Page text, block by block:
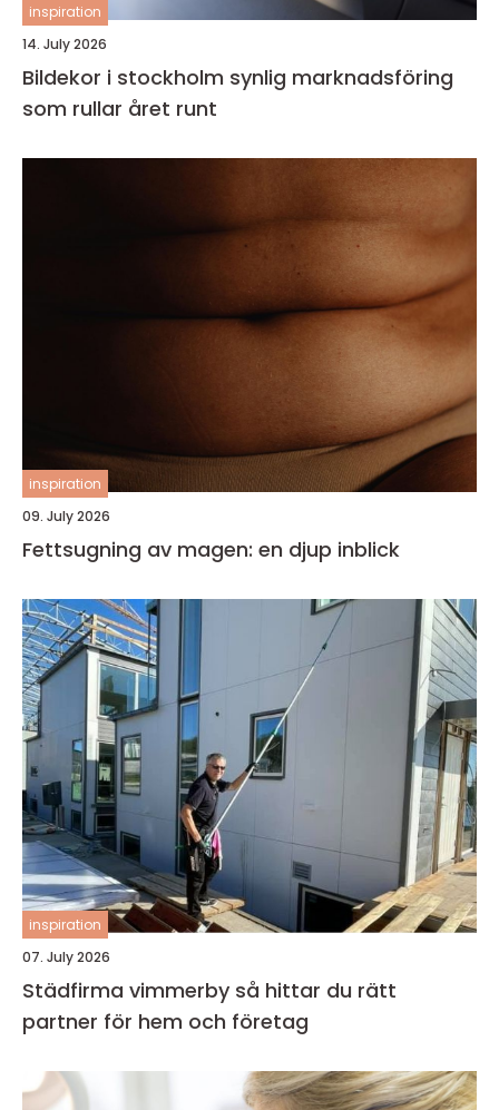
inspiration
14. July 2026
Bildekor i stockholm synlig marknadsföring
som rullar året runt
inspiration
09. July 2026
Fettsugning av magen: en djup inblick
inspiration
07. July 2026
Städfirma vimmerby så hittar du rätt
partner för hem och företag